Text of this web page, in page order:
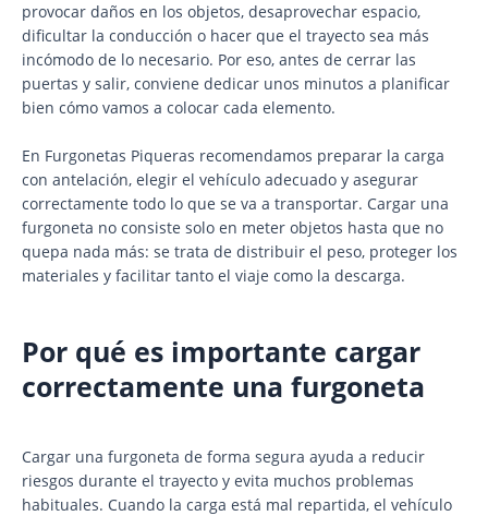
provocar daños en los objetos, desaprovechar espacio,
dificultar la conducción o hacer que el trayecto sea más
incómodo de lo necesario. Por eso, antes de cerrar las
puertas y salir, conviene dedicar unos minutos a planificar
bien cómo vamos a colocar cada elemento.
En Furgonetas Piqueras recomendamos preparar la carga
con antelación, elegir el vehículo adecuado y asegurar
correctamente todo lo que se va a transportar. Cargar una
furgoneta no consiste solo en meter objetos hasta que no
quepa nada más: se trata de distribuir el peso, proteger los
materiales y facilitar tanto el viaje como la descarga.
Por qué es importante cargar
correctamente una furgoneta
Cargar una furgoneta de forma segura ayuda a reducir
riesgos durante el trayecto y evita muchos problemas
habituales. Cuando la carga está mal repartida, el vehículo